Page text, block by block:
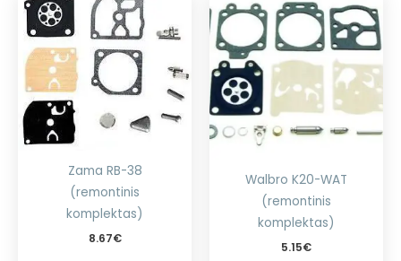
Zama RB-38
(remontinis
komplektas)
8.67€
Walbro K20-WAT
(remontinis
komplektas)
5.15€